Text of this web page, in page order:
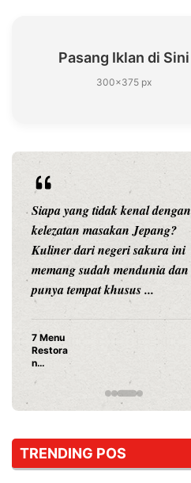
Pasang Iklan di Sini
300×375 px
Siapa yang tidak kenal dengan
kelezatan masakan Jepang?
Kuliner dari negeri sakura ini
memang sudah mendunia dan
punya tempat khusus ...
7 Menu
Restora
n
yang
Dicoba,
Cuma
Sushi!
TRENDING POS